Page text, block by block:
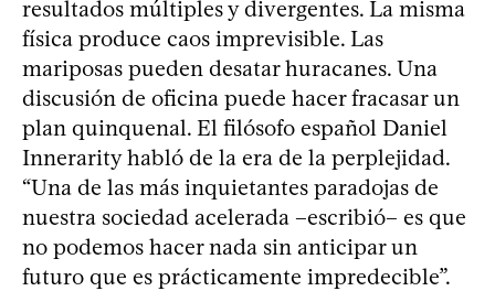
resultados múltiples y divergentes. La misma
física produce caos imprevisible. Las
mariposas pueden desatar huracanes. Una
discusión de oficina puede hacer fracasar un
plan quinquenal. El filósofo español Daniel
Innerarity habló de la era de la perplejidad.
“Una de las más inquietantes paradojas de
nuestra sociedad acelerada –escribió– es que
no podemos hacer nada sin anticipar un
futuro que es prácticamente impredecible”.